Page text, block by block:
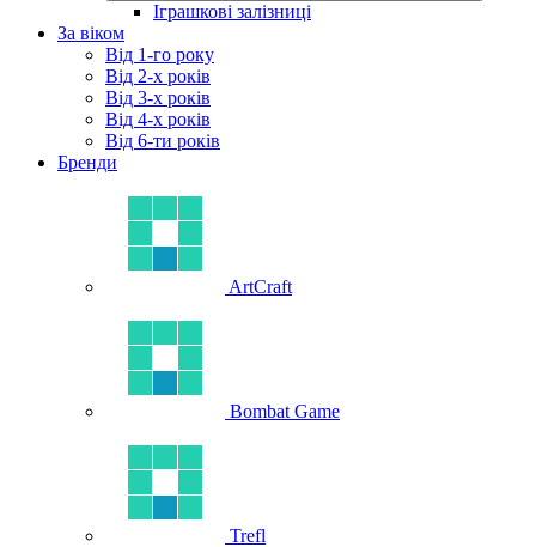
Іграшкові залізниці
За віком
Від 1-го року
Від 2-х років
Від 3-х років
Від 4-х років
Від 6-ти років
Бренди
ArtCraft
Bombat Game
Trefl